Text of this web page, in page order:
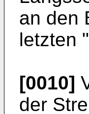
an den
letzten
[0010]
der